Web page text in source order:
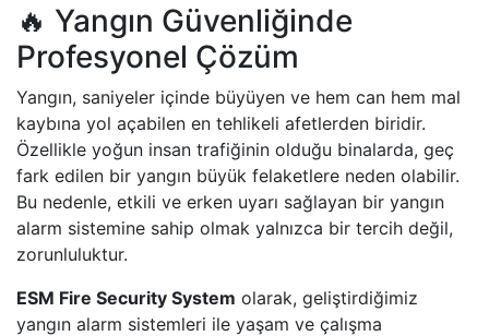
🔥 Yangın Güvenliğinde
Profesyonel Çözüm
Yangın, saniyeler içinde büyüyen ve hem can hem mal
kaybına yol açabilen en tehlikeli afetlerden biridir.
Özellikle yoğun insan trafiğinin olduğu binalarda, geç
fark edilen bir yangın büyük felaketlere neden olabilir.
Bu nedenle, etkili ve erken uyarı sağlayan bir yangın
alarm sistemine sahip olmak yalnızca bir tercih değil,
zorunluluktur.
ESM Fire Security System olarak, geliştirdiğimiz
yangın alarm sistemleri ile yaşam ve çalışma